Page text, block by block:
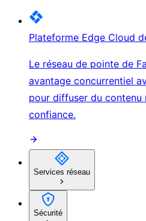
Plateforme Edge Cloud
Le réseau de pointe de
avantage concurrentiel
pour diffuser du
confiance.
Services réseau
Sécurité